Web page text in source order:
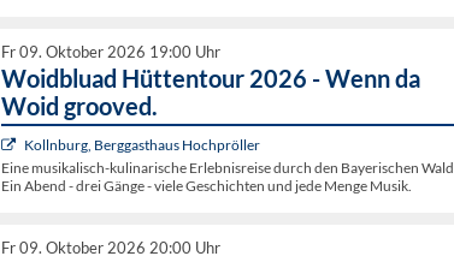
Fr 09. Oktober 2026 19:00 Uhr
Woidbluad Hüttentour 2026 - Wenn da
Woid grooved.
Kollnburg, Berggasthaus Hochpröller
Eine musikalisch-kulinarische Erlebnisreise durch den Bayerischen Wald.
Ein Abend - drei Gänge - viele Geschichten und jede Menge Musik.
Fr 09. Oktober 2026 20:00 Uhr